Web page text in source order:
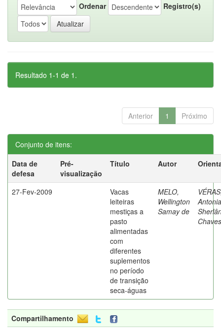
Ordenar
Registro(s)
Resultado 1-1 de 1.
Anterior 1 Próximo
Conjunto de itens:
Data de
defesa
Pré-
visualização
Título Autor
27-Fev-2009
Vacas
leiteiras
mestiças a
pasto
alimentadas
com
diferentes
suplementos
no período
de transição
seca-águas
MELO,
Wellington
Samay de
Antonia
Chaves
Compartilhamento